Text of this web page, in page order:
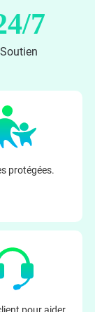
7
Soutien
protégées.